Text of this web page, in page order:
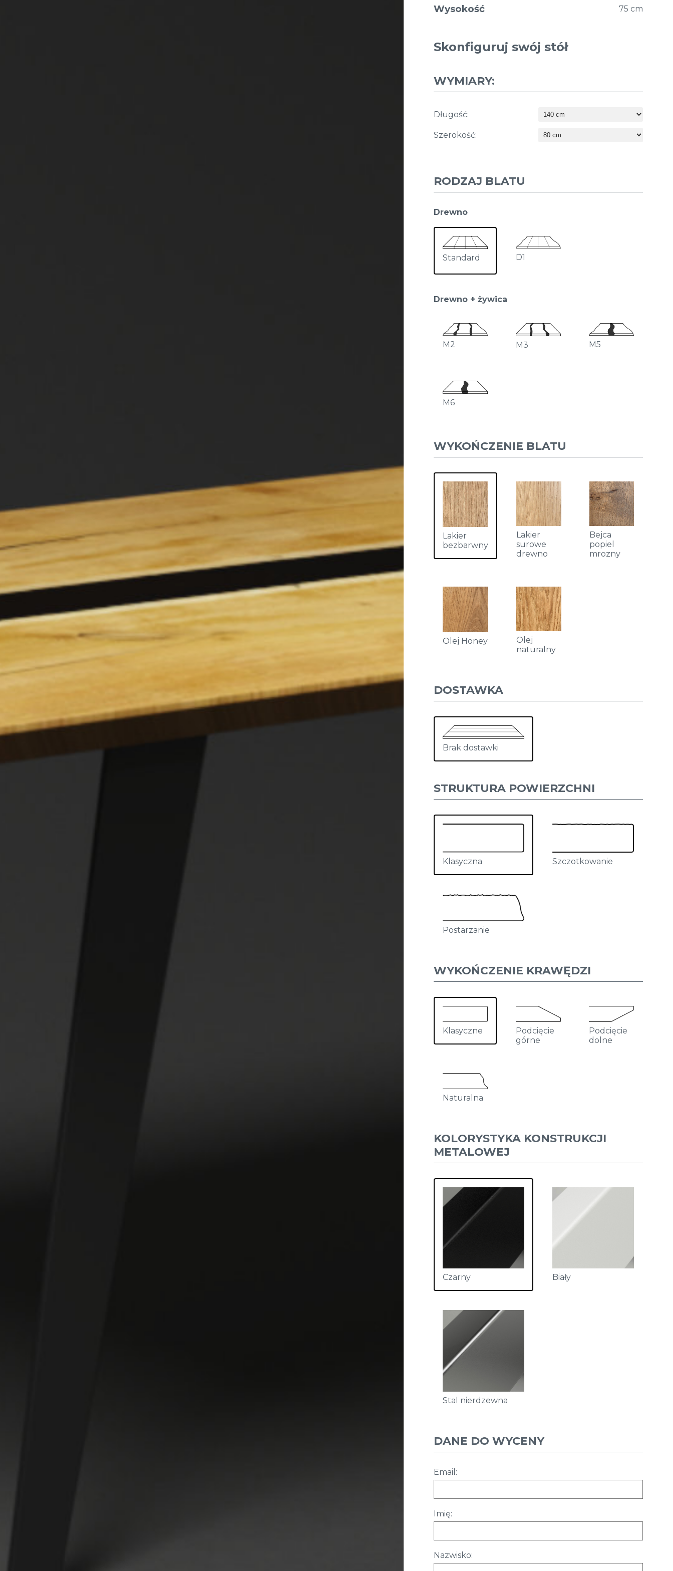
Wysokość 75 cm
Skonfiguruj swój stół
WYMIARY:
Długość:
Szerokość:
RODZAJ BLATU
Drewno
Standard D1
Drewno + żywica
M2 M3 M5
M6
WYKOŃCZENIE BLATU
Lakier
bezbarwny
Lakier
surowe
drewno
Bejca
popiel
mrozny
Olej Honey
Olej
naturalny
DOSTAWKA
Brak dostawki
STRUKTURA POWIERZCHNI
Klasyczna Szczotkowanie
Postarzanie
WYKOŃCZENIE KRAWĘDZI
Klasyczne
Podcięcie
górne
Podcięcie
dolne
Naturalna
KOLORYSTYKA KONSTRUKCJI
METALOWEJ
Czarny Biały
Stal nierdzewna
DANE DO WYCENY
Email:
Imię:
Nazwisko: